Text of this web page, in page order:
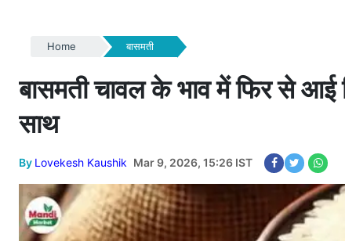
Home बासमती
बासमती चावल के भाव में फिर से
साथ
By Lovekesh Kaushik Mar 9, 2026, 15:26 IST